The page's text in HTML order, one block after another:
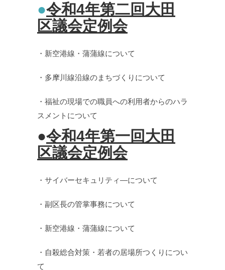
●令和4年第二回大田
区議会定例会
・新空港線・蒲蒲線について
・多摩川線沿線のまちづくりについて
・福祉の現場での職員への利用者からのハラ
スメントについて
●令和4年第一回大田
区議会定例会
・サイバーセキュリティ―について
・副区長の管掌事務について
・新空港線・蒲蒲線について
・自殺総合対策・若者の居場所つくりについ
て